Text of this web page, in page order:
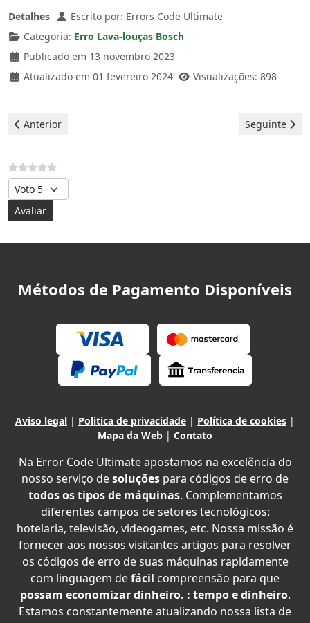
Detalhes Escrito por: Errors Code Ultimate
Categoria: Erro Lava-louças Bosch
Publicado em 13 novembro 2023
Atualizado em 01 fevereiro 2024
Visualizações: 898
Artigo anterior: Bosch Lava louças - erro E21
Anterior Artigo
Seguinte
Avalie, por favor
Métodos de Pagamento Disponíveis
Aviso legal | Politica de privacidade | Política de cookies |
Mapa da Web | Contato
Na Error Code Ultimate apostamos na excelência do
nosso serviço desoluções para códigos de erro de
todos os tipos de máquinas. Complementamos
diferentes campos de setores tecnológicos:
hotelaria, televisão, videogames, etc. Nossa missão é
fornecer aos nossos visitantes artigos para resolver
os códigos de erro de suas máquinas rapidamente
com linguagem defácil compreensão para que
possam economizar dinheiro. : tempo e dinheiro.
Estamos constantemente atualizando nossa lista de